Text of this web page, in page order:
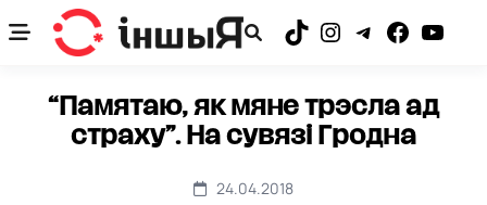
to
“Памятаю, як мяне трэсла ад
страху”. На сувязі Гродна
24.04.2018